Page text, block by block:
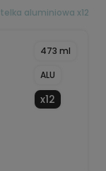
aluminiowa x12
473 ml
ALU
x12